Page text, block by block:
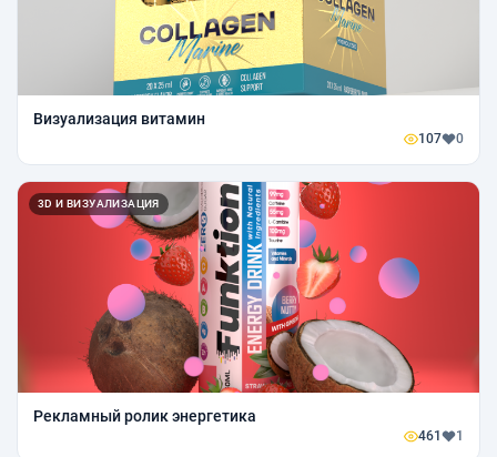
Визуализация витамин
107 0
3D И ВИЗУАЛИЗАЦИЯ
Рекламный ролик энергетика
461 1